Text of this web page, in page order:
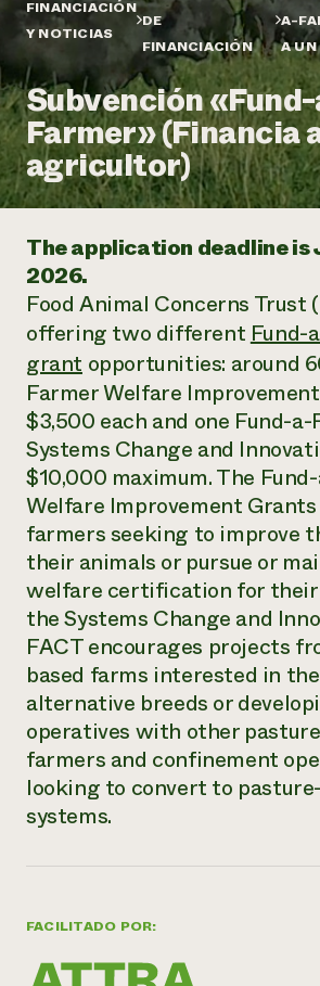
Informes anuales y financieros
Historias de impacto
Informe de
impacto 2024
LEER EL INFORME
Latinos en la agricultura
Sistemas alimentarios locales
Agricultura urbana
Las mujeres en la agricultura
Evento anual de reciclaje de
Programa de descuentos de
Servicios energéticos comerciales
Servicios energéticos residenciales
LIHEAP
Centro de intercambio de
Blog
Podcasts
Publicaciones
Cursos cortos
Vídeos
Oportunidades de financiación
Noticias
Internship Hub
Buscar prácticas
Contratar a un becario
Asociaciones empresariales
Donaciones planificadas
Boletín
Consultas de los medios de
Todos
contribuyen a la
resiliencia de la
comunidad.
DONAR AHORA
FINANCIACIÓN
Y NOTICIAS
DE
FINANCIACIÓN
A-
A
Subvención
Farmer» (Financia
agricultor)
FACILITADO POR:
The application deadline is
2026.
Food Animal Concerns Trust
offering two differentFund-
grant opportunities: around
Farmer Welfare
$3,500 each and one Fund-
Systems Change and
$10,000 maximum. The
Welfare Improvement
farmers seeking to improve
their animals or pursue or
welfare certification for their
the Systems Change and
FACT encourages projects
based farms interested in
alternative breeds or
operatives with other
farmers and confinement
looking to convert to
systems.